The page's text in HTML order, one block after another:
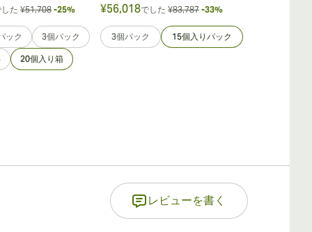
た ¥51,708 -25%
ック 3個パック
20個入り箱
¥56,018でした ¥83,787 -33%
3個パック 15個入りパック
レビューを書く